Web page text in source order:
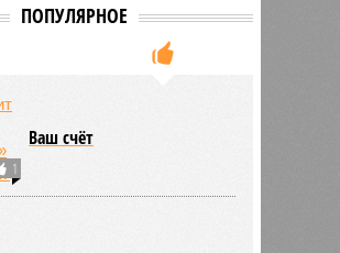
ПОПУЛЯРНОЕ
1
Ваш счёт